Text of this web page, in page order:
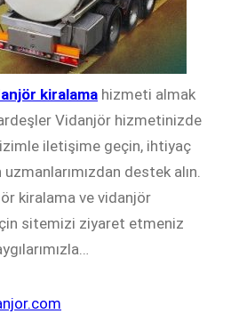
kiralama hizmeti almak
Vidanjör hizmetinizde
iletişime geçin, ihtiyaç
destek alın.
kiralama ve vidanjör
sitemizi ziyaret etmeniz